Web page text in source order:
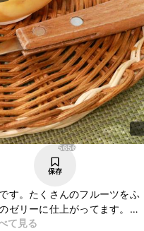
5656
保存
す。たくさんのフルーツをふ
ゼリーに仕上がってます。
楽しみ下さい。とっても爽や
て見る